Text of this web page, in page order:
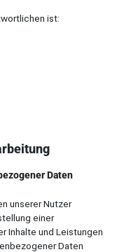
ist:
Daten
unserer Nutzer
einer
Inhalte und Leistungen
Daten